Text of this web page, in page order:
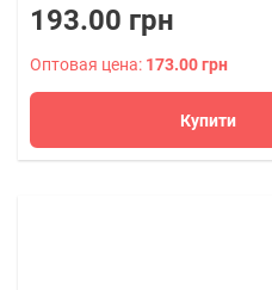
193.00 грн
Оптовая цена: 173.00 грн
Купити